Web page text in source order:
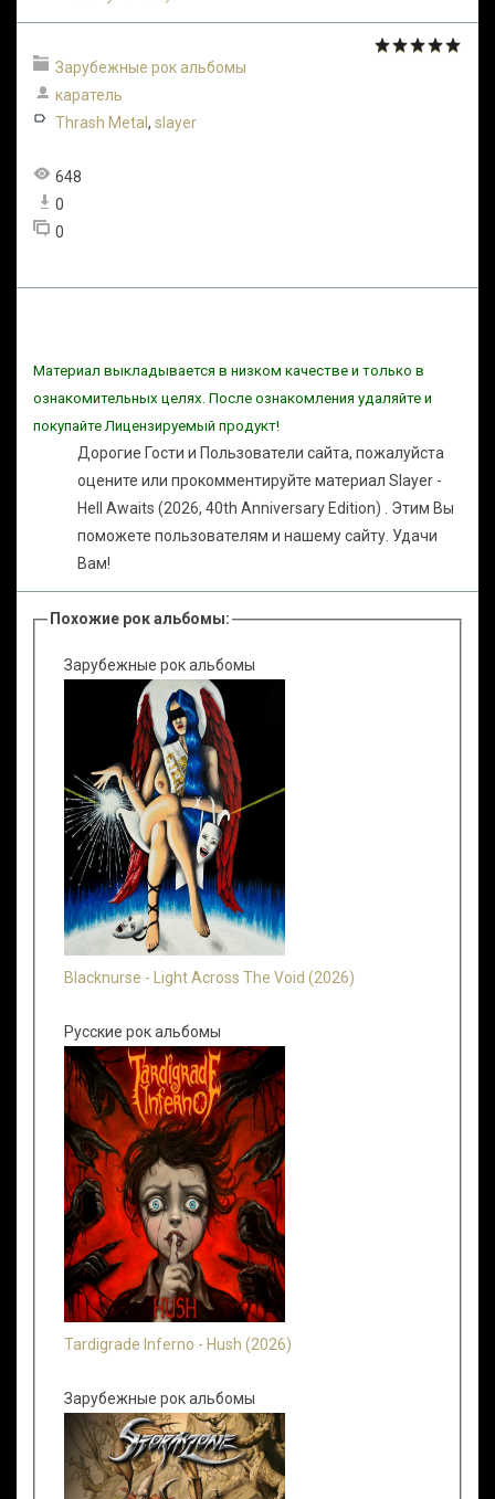
Зарубежные рок альбомы
каратель
Thrash Metal , slayer
648
0
0
Материал выкладывается в низком качестве и только в
ознакомительных целях. После ознакомления удаляйте и
покупайте Лицензируемый продукт!
Дорогие Гости и Пользователи сайта, пожалуйста
оцените или прокомментируйте материал Slayer -
Hell Awaits (2026, 40th Anniversary Edition) . Этим Вы
поможете пользователям и нашему сайту. Удачи
Вам!
Похожие рок альбомы:
Зарубежные рок альбомы
Blacknurse - Light Across The Void (2026)
Русские рок альбомы
Tardigrade Inferno - Hush (2026)
Зарубежные рок альбомы